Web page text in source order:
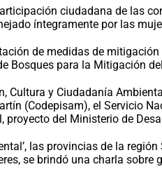
ciudadana de las
íntegramente por las
de medidas de
Bosques para la Mitigación
Cultura y Ciudadanía
(Codepisam), el Servicio
proyecto del Ministerio de
las provincias de la
se brindó una charla sobre